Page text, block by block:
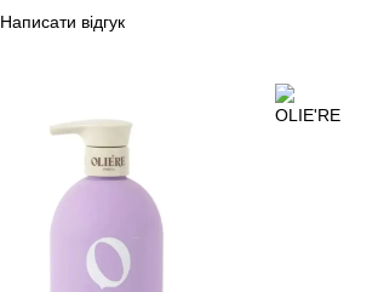
Написати відгук